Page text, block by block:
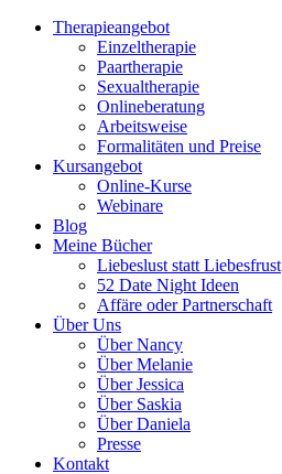
Therapieangebot
Einzeltherapie
Paartherapie
Sexualtherapie
Onlineberatung
Arbeitsweise
Formalitäten und Preise
Kursangebot
Online-Kurse
Webinare
Blog
Meine Bücher
Liebeslust statt Liebesfrust
52 Date Night Ideen
Affäre oder Partnerschaft
Über Uns
Über Nancy
Über Melanie
Über Jessica
Über Saskia
Über Daniela
Presse
Kontakt